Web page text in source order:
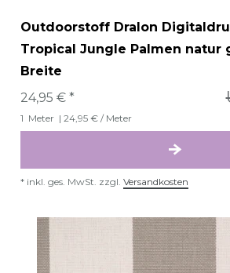
Outdoorstoff Dralon
Tropical Jungle Palmen natur
Breite
24,95 € *
1 Meter | 24,95 € / Meter
* inkl. ges. MwSt. zzgl. Versandkosten